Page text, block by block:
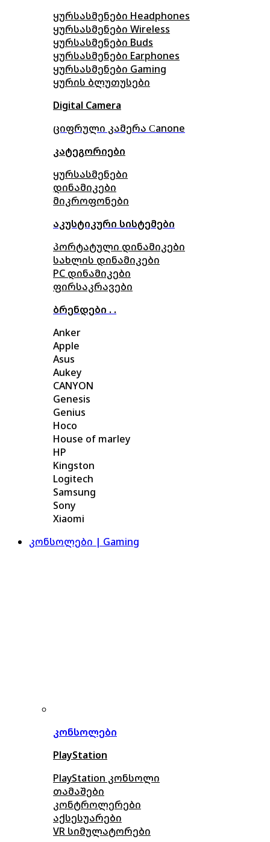
ყურსასმენები Headphones
ყურსასმენები Wireless
ყურსასმენები Buds
ყურსასმენები Earphones
ყურსასმენები Gaming
ყურის ბლუთუსები
Digital Camera
ციფრული კამერა Сanone
კატეგორიები
ყურსასმენები
დინამიკები
მიკროფონები
აკუსტიკური სისტემები
პორტატული დინამიკები
სახლის დინამიკები
PC დინამიკები
ფირსაკრავები
ბრენდები . .
Anker
Apple
Asus
Aukey
CANYON
Genesis
Genius
Hoco
House of marley
HP
Kingston
Logitech
Samsung
Sony
Xiaomi
კონსოლები | Gaming
კონსოლები
PlayStation
PlayStation კონსოლი
თამაშები
კონტროლერები
აქსესუარები
VR სიმულატორები